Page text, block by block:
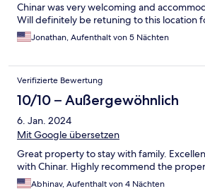
Chinar was very welcoming and
Will definitely be retuning to this location
Jonathan, Aufenthalt von 5 Nächten
Verifizierte Bewertung
10/10 – Außergewöhnlich
6. Jan. 2024
Mit Google übersetzen
Great property to stay with family.
with Chinar. Highly recommend the
Abhinav, Aufenthalt von 4 Nächten